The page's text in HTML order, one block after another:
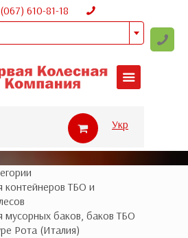
610-81-18
Укр
контейнеров ТБО и
мусорных баков, баков ТБО
Рота (Италия)